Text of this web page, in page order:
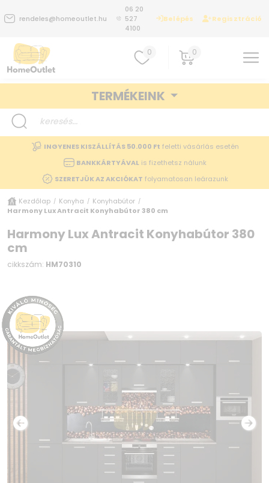
rendeles@homeoutlet.hu
06 20
527
4100
Belépés Regisztráció
0 0
TERMÉKEINK
INGYENES KISZÁLLÍTÁS 50.000 Ft feletti vásárlás esetén
BANKKÁRTYÁVALis fizethetsz nálunk
SZERETJÜK AZ AKCIÓKAT folyamatosan leárazunk
Kezdőlap / Konyha / Konyhabútor /
Harmony Lux Antracit Konyhabútor 380 cm
Harmony Lux Antracit Konyhabútor 380
cm
cikkszám: HM70310